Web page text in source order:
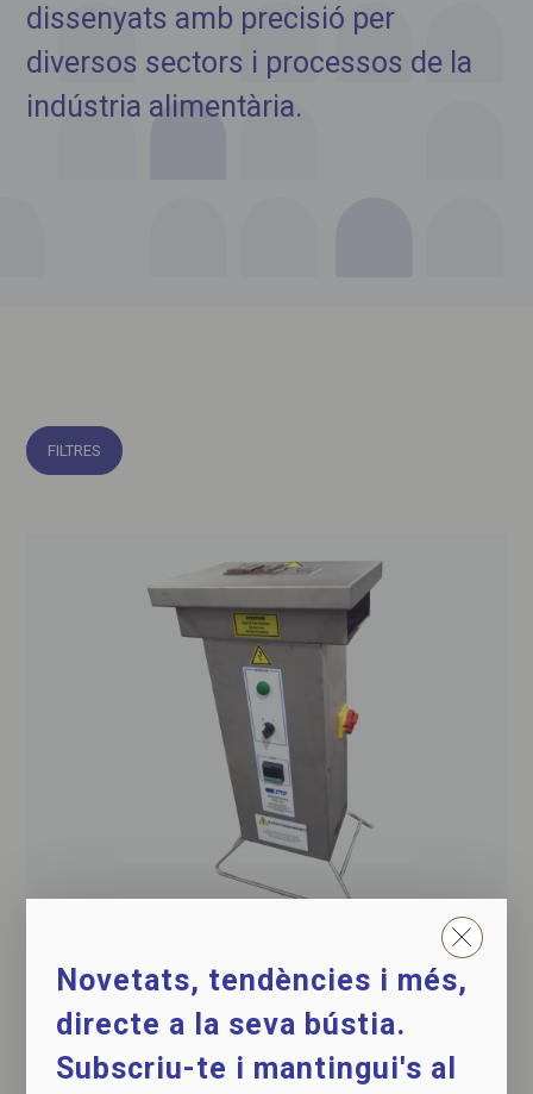
dissenyats amb precisió per
diversos sectors i processos de la
indústria alimentària.
FILTRES
Novetats, tendències i més,
directe a la seva bústia.
Subscriu-te i mantingui's al